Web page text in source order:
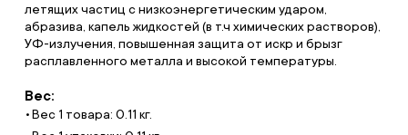
летящих частиц с низкоэнергетическим ударом,
абразива, капель жидкостей (в т.ч химических растворов),
УФ-излучения, повышенная защита от искр и брызг
расплавленного металла и высокой температуры.
Вес:
Вес 1 товара: 0.11 кг.